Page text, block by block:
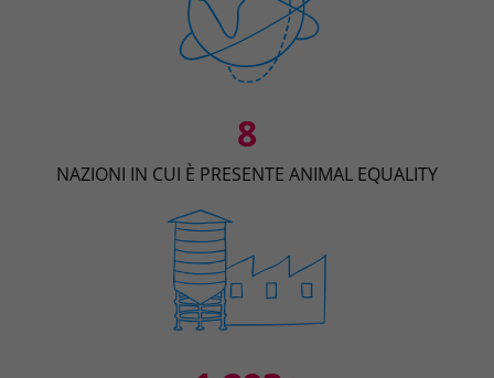
8
NAZIONI IN CUI È PRESENTE ANIMAL EQUALITY